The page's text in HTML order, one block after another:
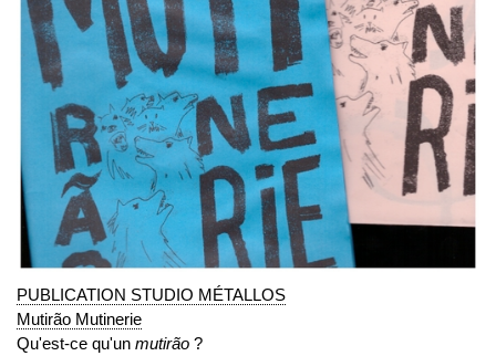
PUBLICATION STUDIO MÉTALLOS
Mutirão Mutinerie
Qu'est-ce qu'un mutirão ?